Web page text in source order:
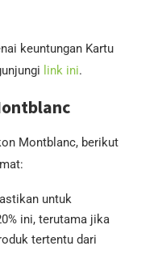
keuntungan Kartu
link ini.
Montblanc, berikut
untuk
ini, terutama jika
tertentu dari